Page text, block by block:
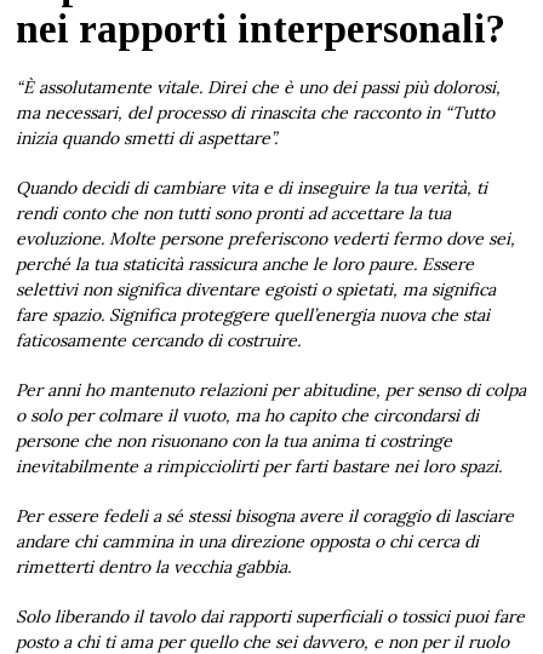
nei rapporti interpersonali?
“È assolutamente vitale. Direi che è uno dei passi più dolorosi,
ma necessari, del processo di rinascita che racconto in “Tutto
inizia quando smetti di aspettare”.
Quando decidi di cambiare vita e di inseguire la tua verità, ti
rendi conto che non tutti sono pronti ad accettare la tua
evoluzione. Molte persone preferiscono vederti fermo dove sei,
perché la tua staticità rassicura anche le loro paure. Essere
selettivi non significa diventare egoisti o spietati, ma significa
fare spazio. Significa proteggere quell’energia nuova che stai
faticosamente cercando di costruire.
Per anni ho mantenuto relazioni per abitudine, per senso di colpa
o solo per colmare il vuoto, ma ho capito che circondarsi di
persone che non risuonano con la tua anima ti costringe
inevitabilmente a rimpicciolirti per farti bastare nei loro spazi.
Per essere fedeli a sé stessi bisogna avere il coraggio di lasciare
andare chi cammina in una direzione opposta o chi cerca di
rimetterti dentro la vecchia gabbia.
Solo liberando il tavolo dai rapporti superficiali o tossici puoi fare
posto a chi ti ama per quello che sei davvero, e non per il ruolo